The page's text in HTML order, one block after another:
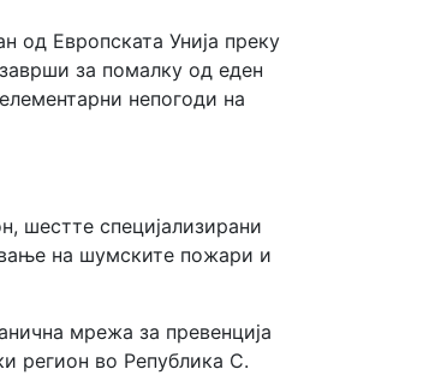
од Европската Унија преку
за помалку од еден
непогоди на
шестте специјализирани
на шумските пожари и
мрежа за превенција
регион во Република С.